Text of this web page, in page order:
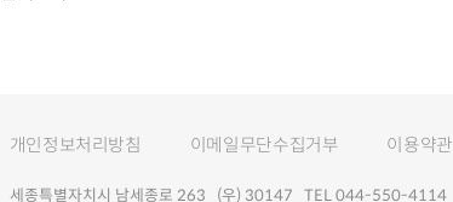
개인정보처리방침 이메일무단수집거부 이용약관
세종특별자치시 남세종로 263 (우) 30147 TEL 044-550-4114